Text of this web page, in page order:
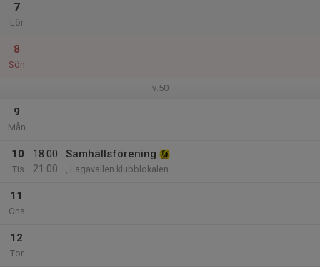
7
Lör
8
Sön
v.50
9
Mån
10
Tis
18:00
21:00
Samhällsförening
, Lagavallen klubblokalen
11
Ons
12
Tor